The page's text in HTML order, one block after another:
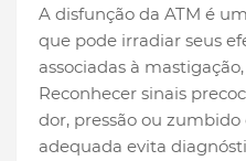
A disfunção da ATM é
que pode irradiar seus
associadas à
Reconhecer sinais
dor, pressão ou zumbido
adequada evita